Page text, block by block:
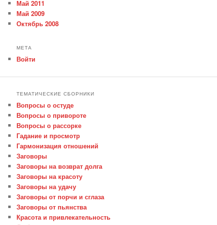
Май 2011
Май 2009
Октябрь 2008
МЕТА
Войти
ТЕМАТИЧЕСКИЕ СБОРНИКИ
Вопросы о остуде
Вопросы о привороте
Вопросы о рассорке
Гадание и просмотр
Гармонизация отношений
Заговоры
Заговоры на возврат долга
Заговоры на красоту
Заговоры на удачу
Заговоры от порчи и сглаза
Заговоры от пьянства
Красота и привлекательность